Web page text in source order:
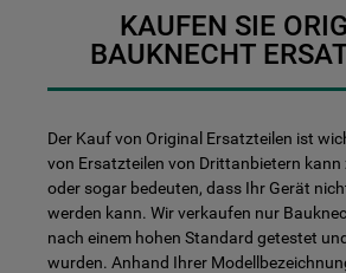
KAUFEN SIE
BAUKNECHT
Der Kauf von Original Ersatzteilen ist
von Ersatzteilen von Drittanbietern kann
oder sogar bedeuten, dass Ihr Gerät
werden kann. Wir verkaufen nur
nach einem hohen Standard getestet
wurden. Anhand Ihrer